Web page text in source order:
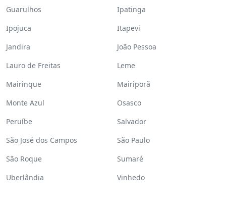
Guarulhos
Ipatinga
Ipojuca
Itapevi
Jandira
João Pessoa
Lauro de Freitas
Leme
Mairinque
Mairiporã
Monte Azul
Osasco
Peruíbe
Salvador
São José dos Campos
São Paulo
São Roque
Sumaré
Uberlândia
Vinhedo